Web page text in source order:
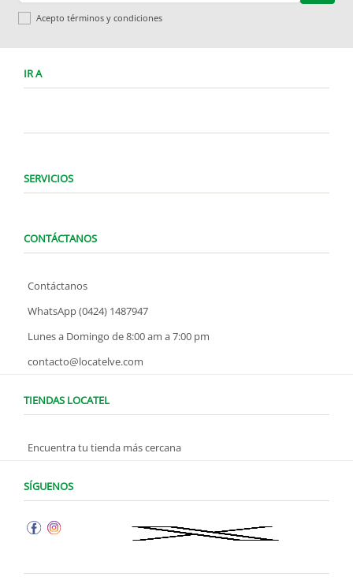
Acepto términos y condiciones
IR A
SERVICIOS
CONTÁCTANOS
Contáctanos
WhatsApp (0424) 1487947
Lunes a Domingo de 8:00 am a 7:00 pm
contacto@locatelve.com
TIENDAS LOCATEL
Encuentra tu tienda más cercana
SÍGUENOS